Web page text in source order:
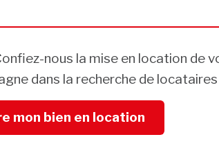
nous la mise en location de
dans la recherche de
mon bien en location